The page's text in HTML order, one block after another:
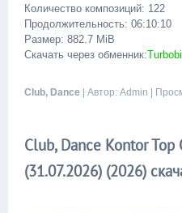
Количество композиций: 122
Продолжительность: 06:10:10
Размер: 882.7 MiB
Скачать через обменник:
Club, Dance | Автор: Admin |
Club, Dance Kontor
(31.07.2026) (2026)